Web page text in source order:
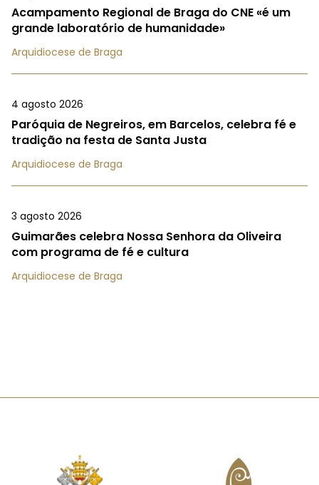
Acampamento Regional de Braga do CNE «é um
grande laboratório de humanidade»
Arquidiocese de Braga
4 agosto 2026
Paróquia de Negreiros, em Barcelos, celebra fé e
tradição na festa de Santa Justa
Arquidiocese de Braga
3 agosto 2026
Guimarães celebra Nossa Senhora da Oliveira
com programa de fé e cultura
Arquidiocese de Braga